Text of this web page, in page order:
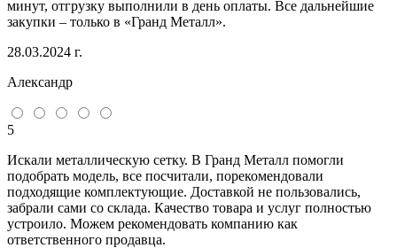
минут, отгрузку выполнили в день оплаты. Все дальнейшие
закупки – только в «Гранд Металл».
28.03.2024 г.
Александр
5
Искали металлическую сетку. В Гранд Металл помогли
подобрать модель, все посчитали, порекомендовали
подходящие комплектующие. Доставкой не пользовались,
забрали сами со склада. Качество товара и услуг полностью
устроило. Можем рекомендовать компанию как
ответственного продавца.